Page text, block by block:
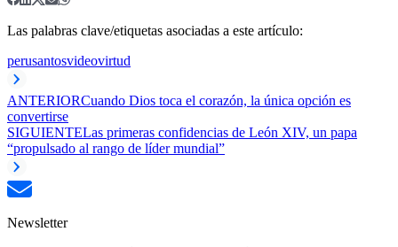
Las palabras clave/etiquetas asociadas a este artículo:
perusantosvideovirtud
ANTERIORCuando Dios toca el corazón, la única opción es
convertirse
SIGUIENTELas primeras confidencias de León XIV, un papa
“propulsado al rango de líder mundial”
Newsletter